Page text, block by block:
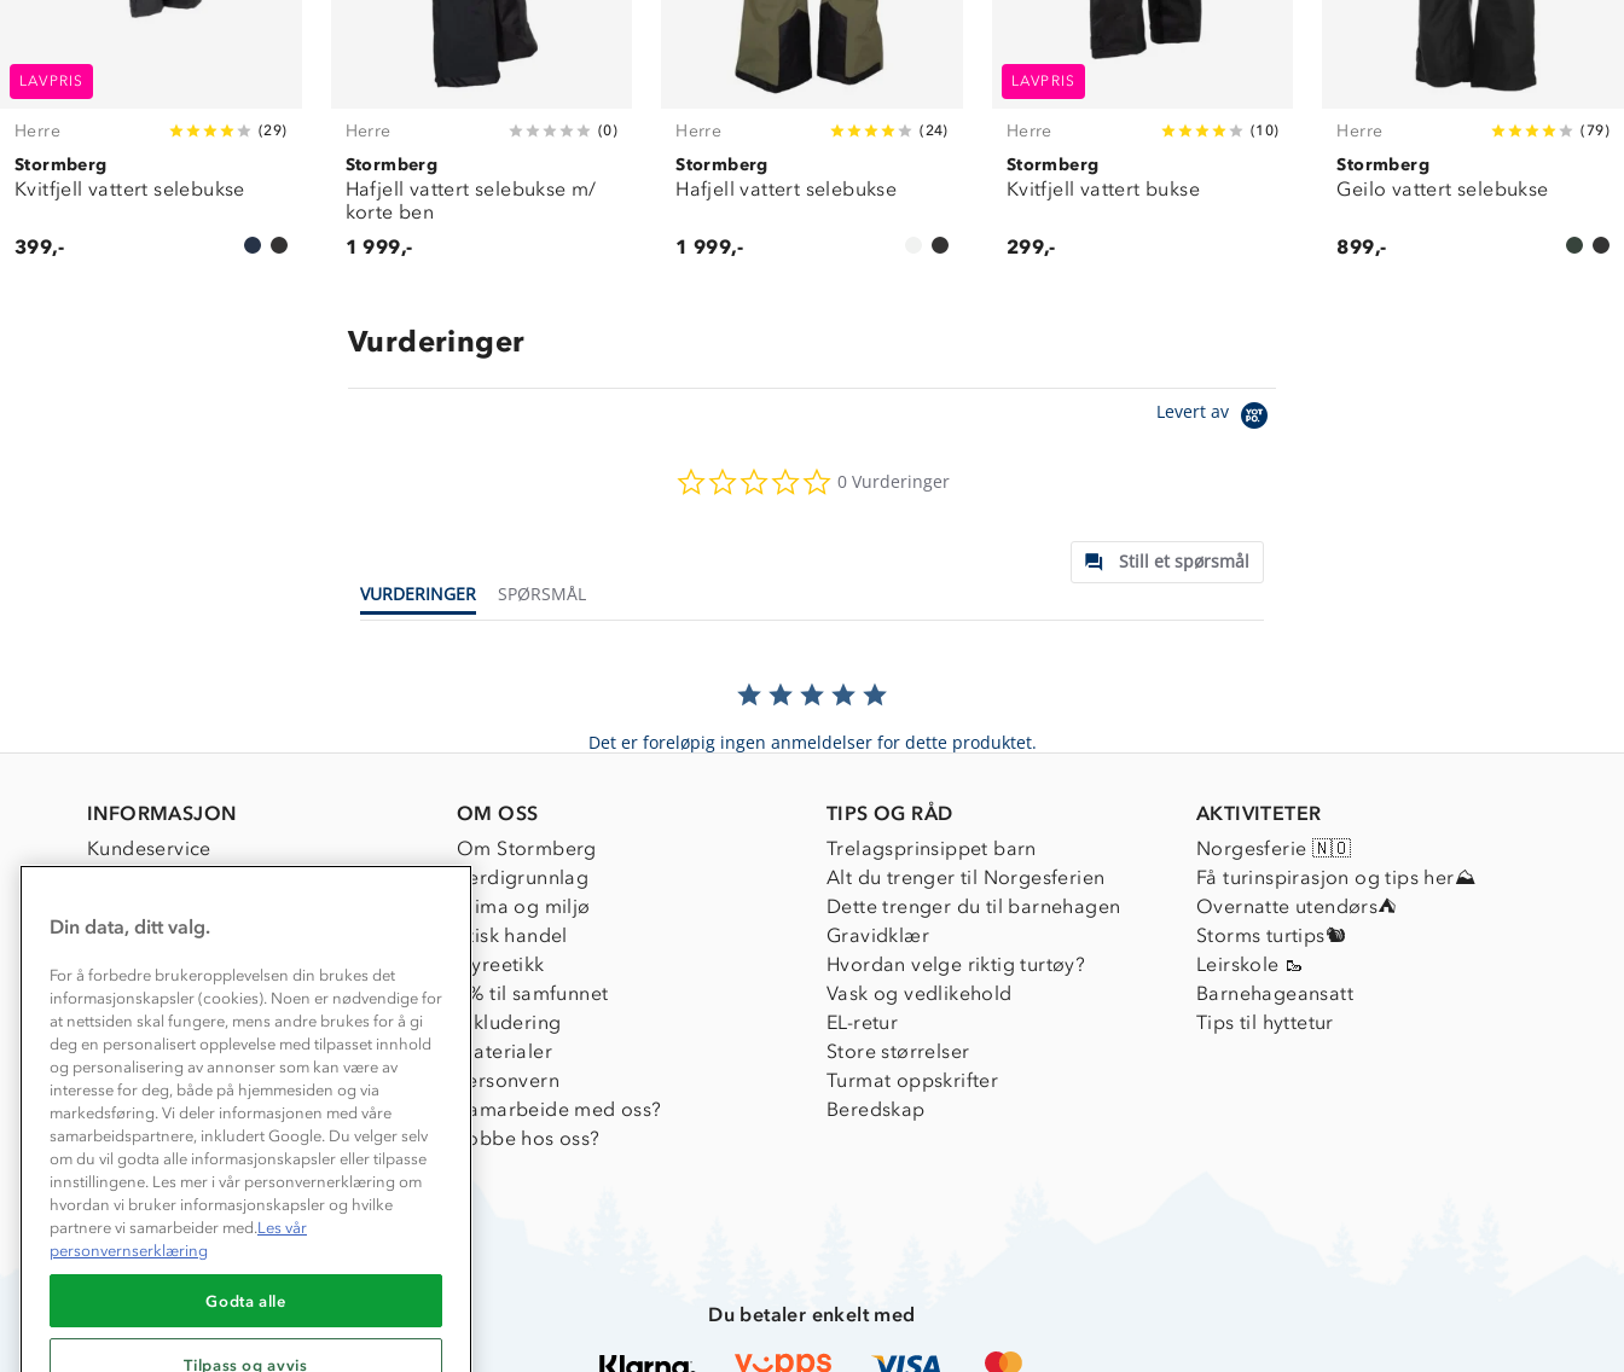
LAVPRIS
Herre (29)
Stormberg
Kvitfjell vattert selebukse
399,-
Herre (0)
Stormberg
Hafjell vattert selebukse m/
korte ben
1 999,-
Herre ( 24)
Stormberg
Hafjell vattert selebukse
1 999,-
LAVPRIS
Herre (10)
Stormberg
Kvitfjell vattert bukse
299,-
Herre (79)
Stormberg
Geilo vattert selebukse
899,-
Vurderinger
Levert av
star
0 Vurderinger
Still et spørsmål
VURDERINGER
SPØRSMÅL
Det er foreløpig ingen anmeldelser for dette produktet.
INFORMASJON
Kundeservice
Kundeklubb
Våre butikker
Bedrift, barnehage og SFO
Presse
OM OSS
Om Stormberg
Verdigrunnlag
Klima og miljø
Etisk handel
Dyreetikk
1% til samfunnet
Inkludering
Materialer
Personvern
Samarbeide med oss?
Jobbe hos oss?
TIPS OG RÅD
Trelagsprinsippet barn
Alt du trenger til Norgesferien
Dette trenger du til barnehagen
Gravidklær
Hvordan velge riktig turtøy?
Vask og vedlikehold
EL-retur
Store størrelser
Turmat oppskrifter
Beredskap
AKTIVITETER
Norgesferie 🇳🇴
Få turinspirasjon og tips her⛰
Overnatte utendørs⛺
Storms turtips🐿️
Leirskole 🥾
Barnehageansatt
Tips til hyttetur
Du betaler enkelt med
Din data, ditt valg.
For å forbedre brukeropplevelsen din brukes det
informasjonskapsler (cookies). Noen er nødvendige for
at nettsiden skal fungere, mens andre brukes for å gi
deg en personalisert opplevelse med tilpasset innhold
og personalisering av annonser som kan være av
interesse for deg, både på hjemmesiden og via
markedsføring. Vi deler informasjonen med våre
samarbeidspartnere, inkludert Google. Du velger selv
om du vil godta alle informasjonskapsler eller tilpasse
innstillingene. Les mer i vår personvernerklæring om
hvordan vi bruker informasjonskapsler og hvilke
partnere vi samarbeider med.Les vår
personvernserklæring
Godta alle
Tilpass og avvis